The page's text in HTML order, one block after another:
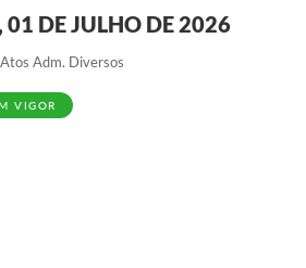
01 DE JULHO DE 2026
Atos Adm. Diversos
VIGOR